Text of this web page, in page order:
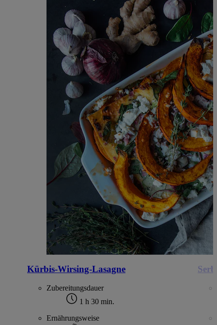
Kürbis-Wirsing-Lasagne
Zubereitungsdauer
1 h 30 min.
Ernährungsweise